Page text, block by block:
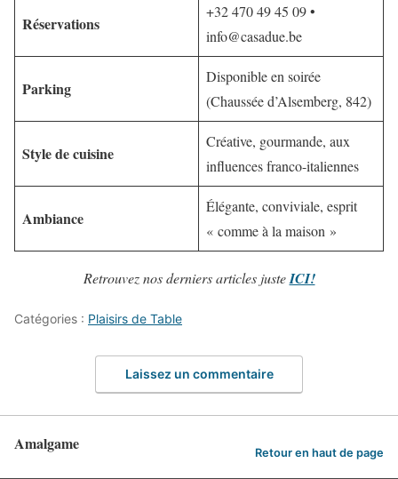
Réservations
+32 470 49 45 09 •
info@casadue.be
Parking
Disponible en soirée
(Chaussée d’Alsemberg, 842)
Style de cuisine
Créative, gourmande, aux
influences franco-italiennes
Ambiance
Élégante, conviviale, esprit
« comme à la maison »
Retrouvez nos derniers articles justeICI!
Catégories : Plaisirs de Table
Laissez un commentaire
Amalgame Retour en haut de page